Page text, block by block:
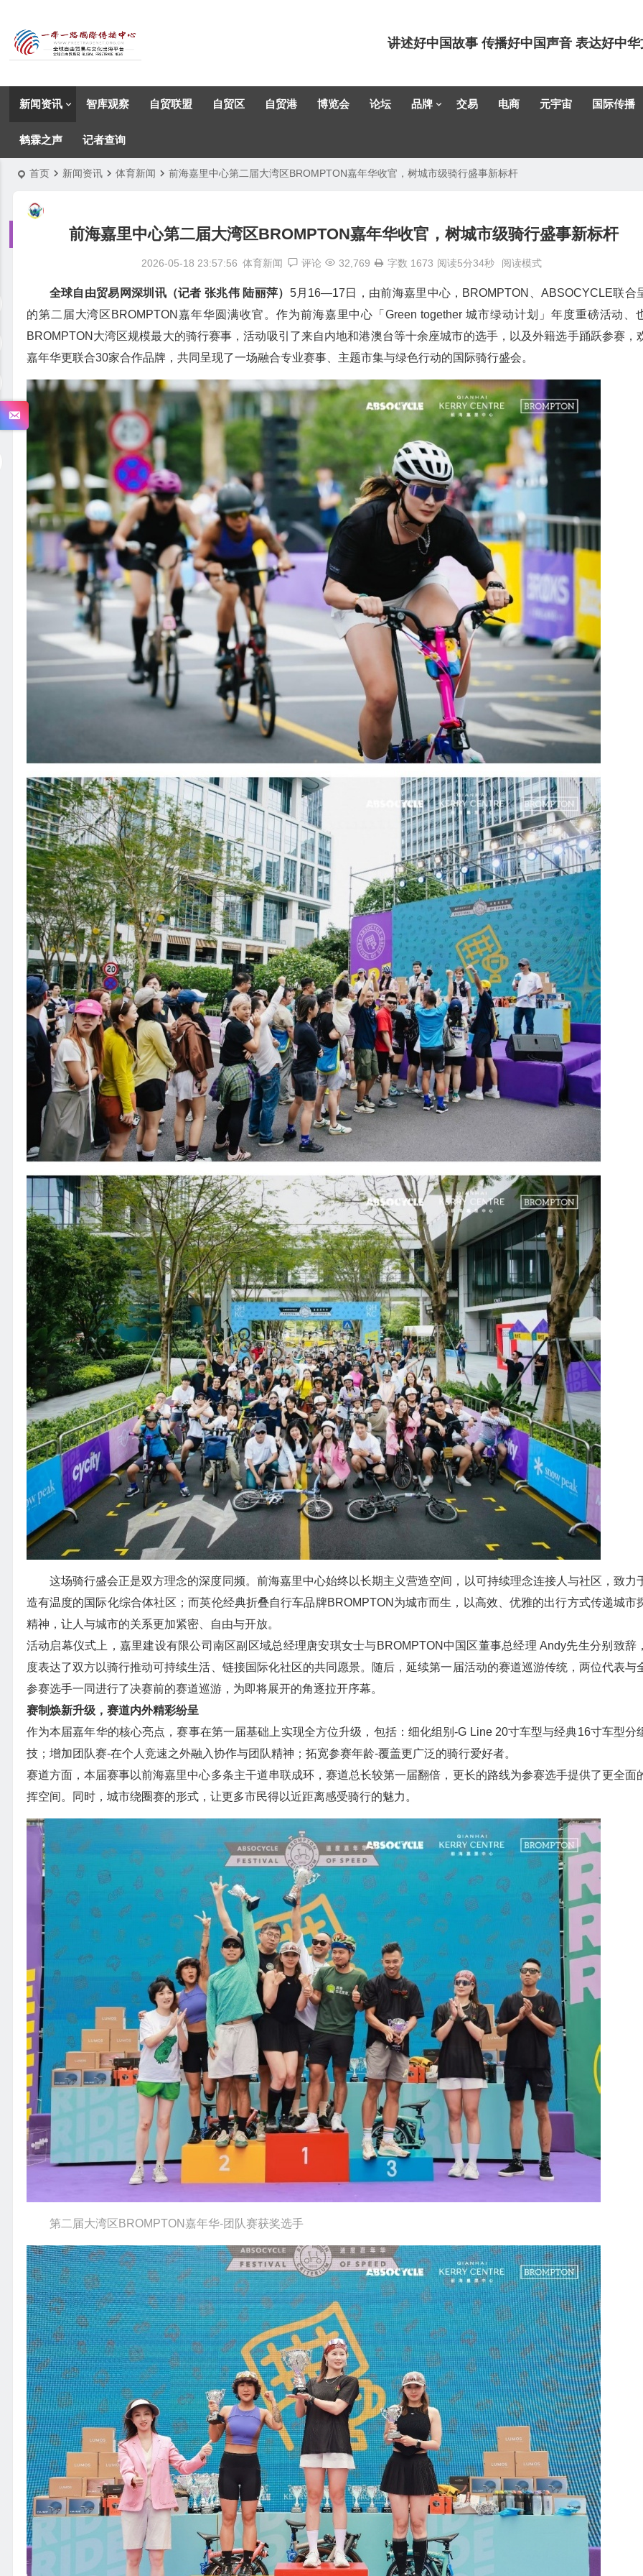
讲述好中国故事 传播好中国声音 表达好中
新闻资讯 智库观察 自贸联盟 自贸区 自贸港 博览会 论坛 品牌 交易 电商 元宇宙 国际传播
鹤霖之声 记者查询
首页 新闻资讯 体育新闻 前海嘉里中心第二届大湾区BROMPTON嘉年华收官，树城市级骑行盛事新标杆
前海嘉里中心第二届大湾区BROMPTON嘉年华收官，树城市级骑行盛事新标杆
2026-05-18 23:57:56 体育新闻 评论 32,769 字数 1673 阅读5分34秒 阅读模式
全球自由贸易网深圳讯（记者 张兆伟 陆丽萍） 5月16—17日，由前海嘉里中心，BROMPTON、ABSOCYCLE联合
的第二届大湾区BROMPTON嘉年华圆满收官。作为前海嘉里中心「Green together 城市绿动计划」年度重磅活动、
BROMPTON大湾区规模最大的骑行赛事，活动吸引了来自内地和港澳台等十余座城市的选手，以及外籍选手踊跃参赛，
嘉年华更联合30家合作品牌，共同呈现了一场融合专业赛事、主题市集与绿色行动的国际骑行盛会。
这场骑行盛会正是双方理念的深度同频。前海嘉里中心始终以长期主义营造空间，以可持续理念连接人与社区，致力
造有温度的国际化综合体社区；而英伦经典折叠自行车品牌BROMPTON为城市而生，以高效、优雅的出行方式传递城市
精神，让人与城市的关系更加紧密、自由与开放。
活动启幕仪式上，嘉里建设有限公司南区副区域总经理唐安琪女士与BROMPTON中国区董事总经理 Andy先生分别致辞
度表达了双方以骑行推动可持续生活、链接国际化社区的共同愿景。随后，延续第一届活动的赛道巡游传统，两位代表与
参赛选手一同进行了决赛前的赛道巡游，为即将展开的角逐拉开序幕。
赛制焕新升级，赛道内外精彩纷呈
作为本届嘉年华的核心亮点，赛事在第一届基础上实现全方位升级，包括：细化组别-G Line 20寸车型与经典16寸车型分
技；增加团队赛-在个人竞速之外融入协作与团队精神；拓宽参赛年龄-覆盖更广泛的骑行爱好者。
赛道方面，本届赛事以前海嘉里中心多条主干道串联成环，赛道总长较第一届翻倍，更长的路线为参赛选手提供了更全面
挥空间。同时，城市绕圈赛的形式，让更多市民得以近距离感受骑行的魅力。
第二届大湾区BROMPTON嘉年华-团队赛获奖选手